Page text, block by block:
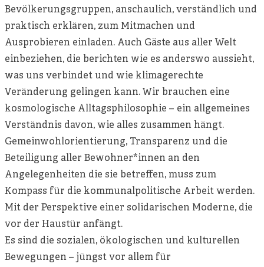
Bevölkerungsgruppen, anschaulich, verständlich und
praktisch erklären, zum Mitmachen und
Ausprobieren einladen. Auch Gäste aus aller Welt
einbeziehen, die berichten wie es anderswo aussieht,
was uns verbindet und wie klimagerechte
Veränderung gelingen kann. Wir brauchen eine
kosmologische Alltagsphilosophie – ein allgemeines
Verständnis davon, wie alles zusammen hängt.
Gemeinwohlorientierung, Transparenz und die
Beteiligung aller Bewohner*innen an den
Angelegenheiten die sie betreffen, muss zum
Kompass für die kommunalpolitische Arbeit werden.
Mit der Perspektive einer solidarischen Moderne, die
vor der Haustür anfängt.
Es sind die sozialen, ökologischen und kulturellen
Bewegungen – jüngst vor allem für